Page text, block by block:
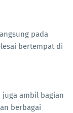
pada
bertempat di
juga ambil bagian
berbagai